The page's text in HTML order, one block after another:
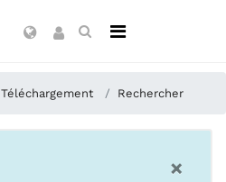
Téléchargement Rechercher
×